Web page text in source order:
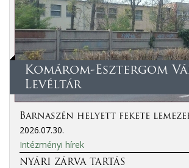
Komárom-Esztergom
Levéltár
Barnaszén helyett fekete
2026.07.30.
Intézményi hírek
NYÁRI ZÁRVA TARTÁS